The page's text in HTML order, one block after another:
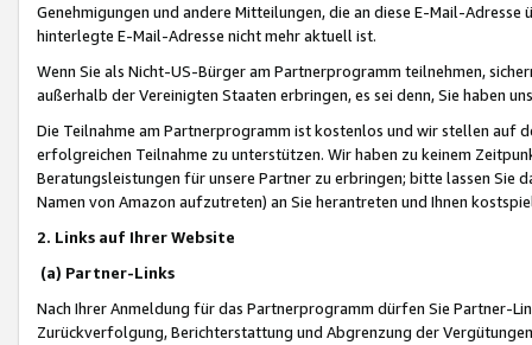
Genehmigungen und andere Mitteilungen, die an diese E-Mail-
hinterlegte E-Mail-Adresse nicht mehr aktuell ist.
Wenn Sie als Nicht-US-Bürger am Partnerprogramm teilnehmen,
außerhalb der Vereinigten Staaten erbringen, es sei denn, Sie haben
Die Teilnahme am Partnerprogramm ist kostenlos und wir stellen auf
erfolgreichen Teilnahme zu unterstützen. Wir haben zu keinem
Beratungsleistungen für unsere Partner zu erbringen; bitte lassen Sie
Namen von Amazon aufzutreten) an Sie herantreten und Ihnen
2. Links auf Ihrer Website
(a) Partner-Links
Nach Ihrer Anmeldung für das Partnerprogramm dürfen Sie Partner-
Zurückverfolgung, Berichterstattung und Abgrenzung der